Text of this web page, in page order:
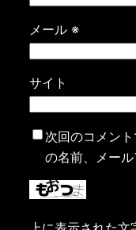
メール ※
サイト
次回のコメン
の名前、メール